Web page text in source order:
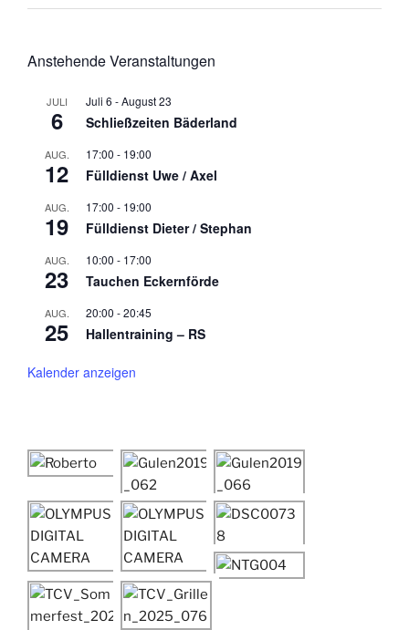
Anstehende Veranstaltungen
JULI
6
Juli 6 -August 23
Schließzeiten Bäderland
AUG.
12
17:00 - 19:00
Fülldienst Uwe / Axel
AUG.
19
17:00 - 19:00
Fülldienst Dieter / Stephan
AUG.
23
10:00 - 17:00
Tauchen Eckernförde
AUG.
25
20:00 -20:45
Hallentraining – RS
Kalender anzeigen